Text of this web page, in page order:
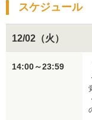
スケジュール
12/02（火）
14:00～23:59